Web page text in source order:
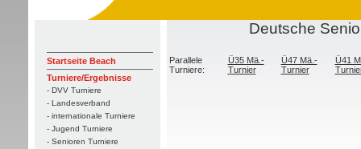
Startseite Beach
Turniere/Ergebnisse
- DVV Turniere
- Landesverband
- internationale Turniere
- Jugend Turniere
- Senioren Turniere
Deutsche
Parallele
Turniere:
Ü35 Mä.-
Turnier
Ü47 Mä.-
Turnier
Ü41